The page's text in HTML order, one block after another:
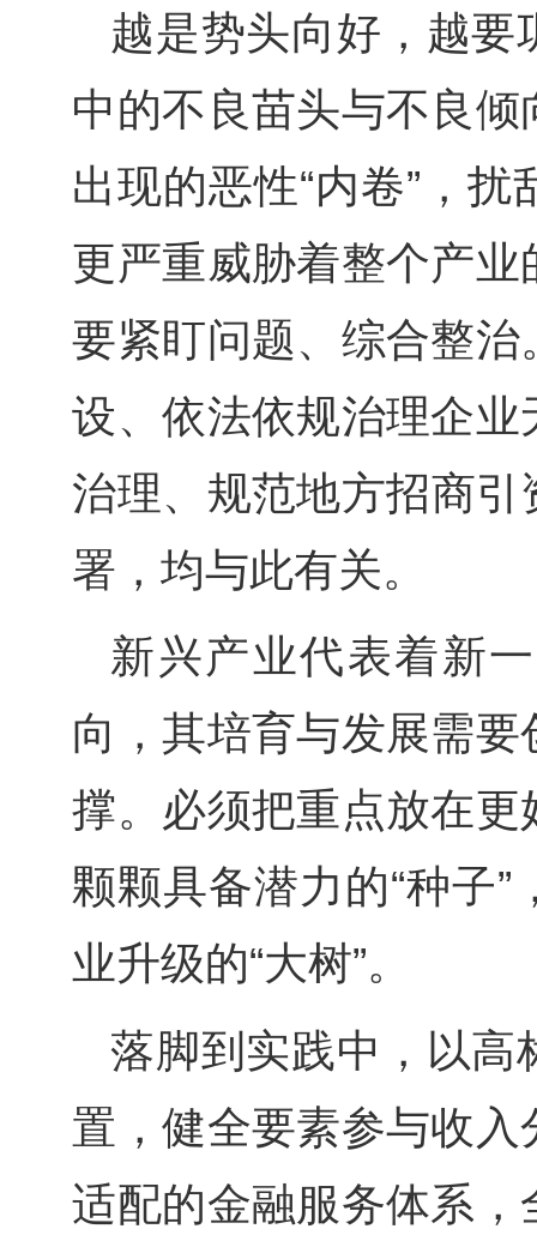
越是势头向好，越要
中的不良苗头与不良
出现的恶性“内卷”，
更严重威胁着整个产
要紧盯问题、综合整
设、依法依规治理企
治理、规范地方招商
署，均与此有关。
新兴产业代表着新
向，其培育与发展需
撑。必须把重点放在
颗颗具备潜力的“种子
业升级的“大树”。
落脚到实践中，以高
置，健全要素参与收
适配的金融服务体系